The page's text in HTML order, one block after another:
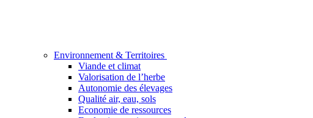
Environnement & Territoires
Viande et climat
Valorisation de l’herbe
Autonomie des élevages
Qualité air, eau, sols
Economie de ressources